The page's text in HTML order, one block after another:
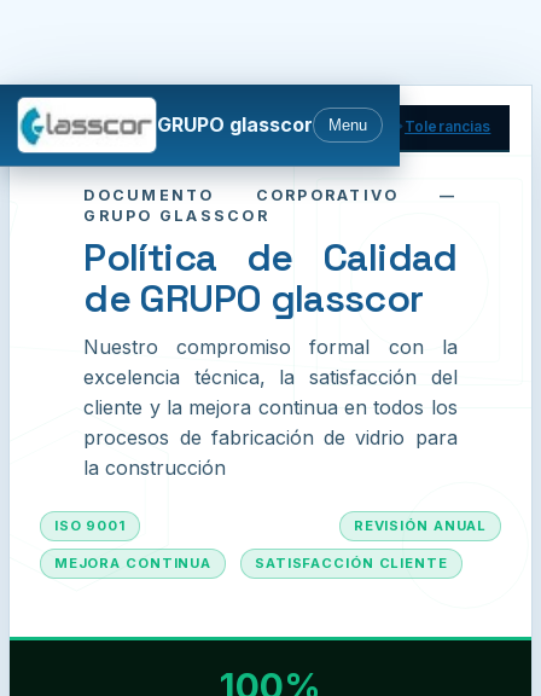
GRUPO glasscor Menu
Calidad Normativa Política Tolerancias
DOCUMENTO CORPORATIVO —
GRUPO GLASSCOR
Política de Calidad
de GRUPO glasscor
Nuestro compromiso formal con la
excelencia técnica, la satisfacción del
cliente y la mejora continua en todos los
procesos de fabricación de vidrio para
la construcción
ISO 9001 REVISIÓN ANUAL
MEJORA CONTINUA SATISFACCIÓN CLIENTE
100%